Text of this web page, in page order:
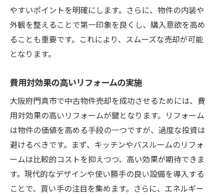
やすいポイントを明確にします。さらに、物件の内装や
外観を整えることで第一印象を良くし、購入意欲を高め
ることも重要です。これにより、スムーズな売却が可能
となります。
費用対効果の高いリフォームの実施
大阪府門真市で中古物件売却を成功させるためには、費
用対効果の高いリフォームが鍵となります。リフォーム
は物件の価値を高める手段の一つですが、過度な投資は
避けるべきです。まず、キッチンやバスルームのリフォ
ームは比較的コストを抑えつつ、高い効果が期待できま
す。現代的なデザインや使い勝手の良い設備を導入する
ことで、買い手の注目を集めます。さらに、エネルギー